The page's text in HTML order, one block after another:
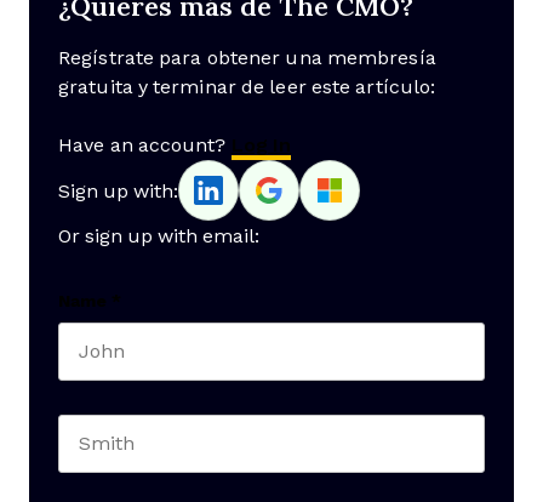
Regístrate para obtener una membresía
gratuita y terminar de leer este artículo:
Have an account? Log In
Sign up with:
Or sign up with email:
Name *